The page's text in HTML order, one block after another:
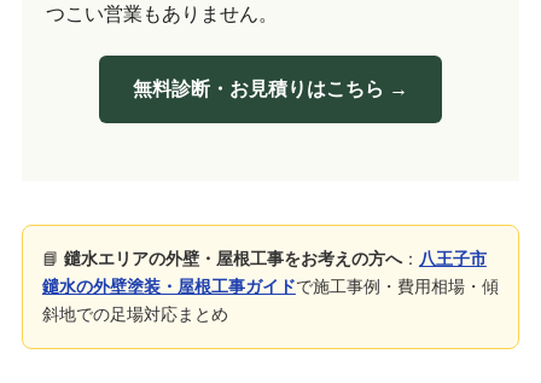
つこい営業もありません。
無料診断・お見積りはこちら →
📘 鑓水エリアの外壁・屋根工事をお考えの方へ： 八王子市
鑓水の外壁塗装・屋根工事ガイドで施工事例・費用相場・傾
斜地での足場対応まとめ